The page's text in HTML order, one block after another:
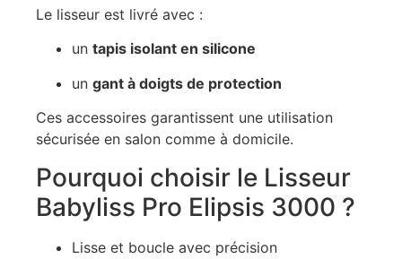
Le lisseur est livré avec :
un tapis isolant en silicone
un gant à doigts de protection
Ces accessoires garantissent une utilisation
sécurisée en salon comme à domicile.
Pourquoi choisir le Lisseur
Babyliss Pro Elipsis 3000 ?
Lisse et boucle avec précision